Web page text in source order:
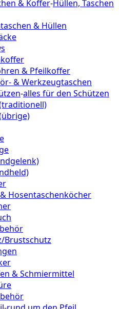
& Koffer-Hüllen, Taschen
& Hüllen
& Pfeilkoffer
& Werkzeugtaschen
-alles für den Schützen
Hosentaschenköcher
Brustschutz
& Schmiermittel